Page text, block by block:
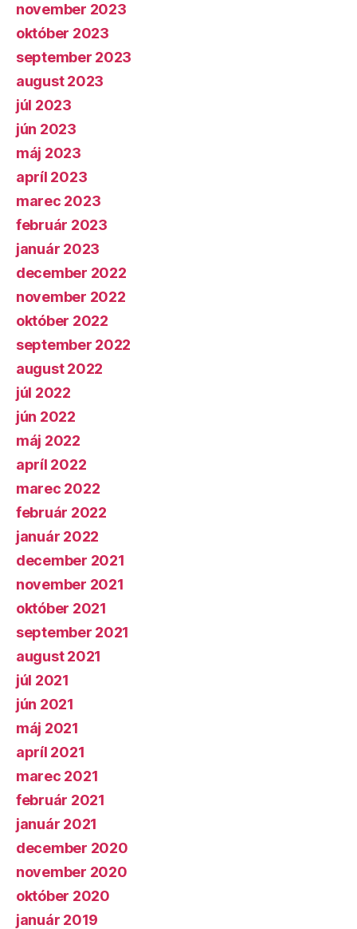
november 2023
október 2023
september 2023
august 2023
júl 2023
jún 2023
máj 2023
apríl 2023
marec 2023
február 2023
január 2023
december 2022
november 2022
október 2022
september 2022
august 2022
júl 2022
jún 2022
máj 2022
apríl 2022
marec 2022
február 2022
január 2022
december 2021
november 2021
október 2021
september 2021
august 2021
júl 2021
jún 2021
máj 2021
apríl 2021
marec 2021
február 2021
január 2021
december 2020
november 2020
október 2020
január 2019